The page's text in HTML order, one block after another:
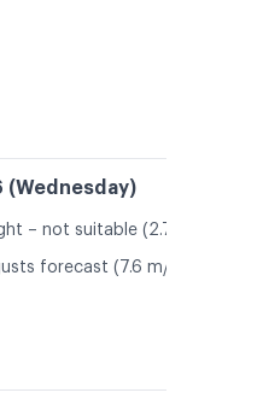
(Wednesday)
– not suitable (2.7 m/s)
forecast (7.6 m/s)